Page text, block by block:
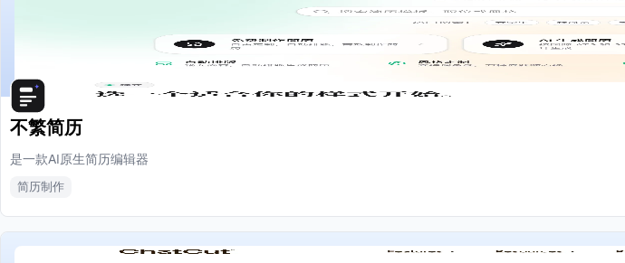
不繁简历
是一款AI原生简历编辑器
简历制作